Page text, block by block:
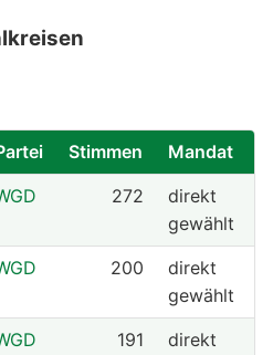
Stimmen
Mandat
272
direkt
gewählt
200
direkt
gewählt
191
direkt